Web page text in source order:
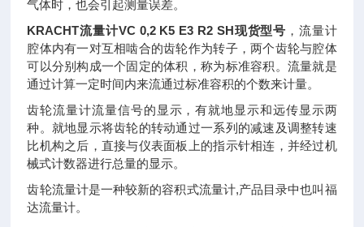
气体时，也会引起测量误差。
KRACHT流量计VC 0,2 K5 E3 R2 SH现货型号 ， 流量计
腔体内有一对互相啮合的齿轮作为转子，两个齿轮与腔体
可以分别构成一个固定的体积，称为标准容积。流量就是
通过计算一定时间内来流通过标准容积的个数来计量。
齿轮流量计流量信号的显示，有就地显示和远传显示两
种。就地显示将齿轮的转动通过一系列的减速及调整转速
比机构之后，直接与仪表面板上的指示针相连，并经过机
械式计数器进行总量的显示。
齿轮流量计是一种较新的容积式流量计,产品目录中也叫福
达流量计。